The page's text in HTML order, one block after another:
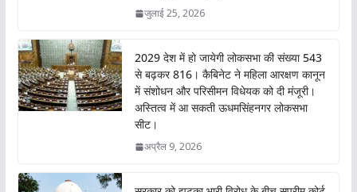
जुलाई 25, 2026
2029 देश में हो जायेगी लोकसभा की संख्या 543
से बढ़कर 816। कैबिनेट ने महिला आरक्षण कानून
में संशोधन और परिसीमन विधेयक को दी मंजूरी।
अस्तित्व में आ सकती ऊधमसिंहनगर लोकसभा
सीट।
अप्रैल 9, 2026